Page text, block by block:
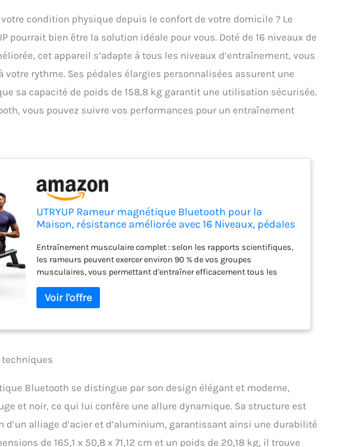
condition physique depuis le confort de votre domicile ? Le
pourrait bien être la solution idéale pour vous. Doté de 16 niveaux de
cet appareil s’adapte à tous les niveaux d’entraînement, vous
votre rythme. Ses pédales élargies personnalisées assurent une
sa capacité de poids de 158,8 kg garantit une utilisation sécurisée.
vous pouvez suivre vos performances pour un entraînement
UTRYUP Rameur magnétique Bluetooth pour la
Maison, résistance améliorée avec 16 Niveaux, pédales
Entraînement musculaire complet : selon les rapports scientifiques,
les rameurs peuvent exercer environ 90 % de vos groupes
musculaires, vous permettant d'entraîner efficacement tous les
suivre la distance, le temps, les calories, le BPM moyen, et plus encore
en temps réel. Surveillez vos progrès et restez motivé pour atteindre
application connectée Bluetooth offre un accès à des cours de
aux programmes de combustion des graisses. Découvrez de
expérience d'entraînement haut de gamme. Rameur professionnel :
notre rameur est équipé d'un composant de volant d'inertie de 5,4 kg
qui fournit une résistance maximale de 29,9 kg, ce qui est le double
de la résistance des rameurs ordinaires, répondant à vos besoins
d'explosifs et d'entraînement en force. Avec 16 niveaux d'options de
résistance, les débutants et les professionnels peuvent réaliser des
Bluetooth se distingue par son design élégant et moderne,
et noir, ce qui lui confère une allure dynamique. Sa structure est
d’un alliage d’acier et d’aluminium, garantissant ainsi une durabilité
de 165,1 x 50,8 x 71,12 cm et un poids de 20,18 kg, il trouve